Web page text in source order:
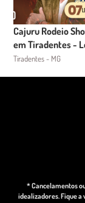
Cajuru Rodeio
em Tiradentes -
Tiradentes - MG
* Cancelamentos
idealizadores. Fique